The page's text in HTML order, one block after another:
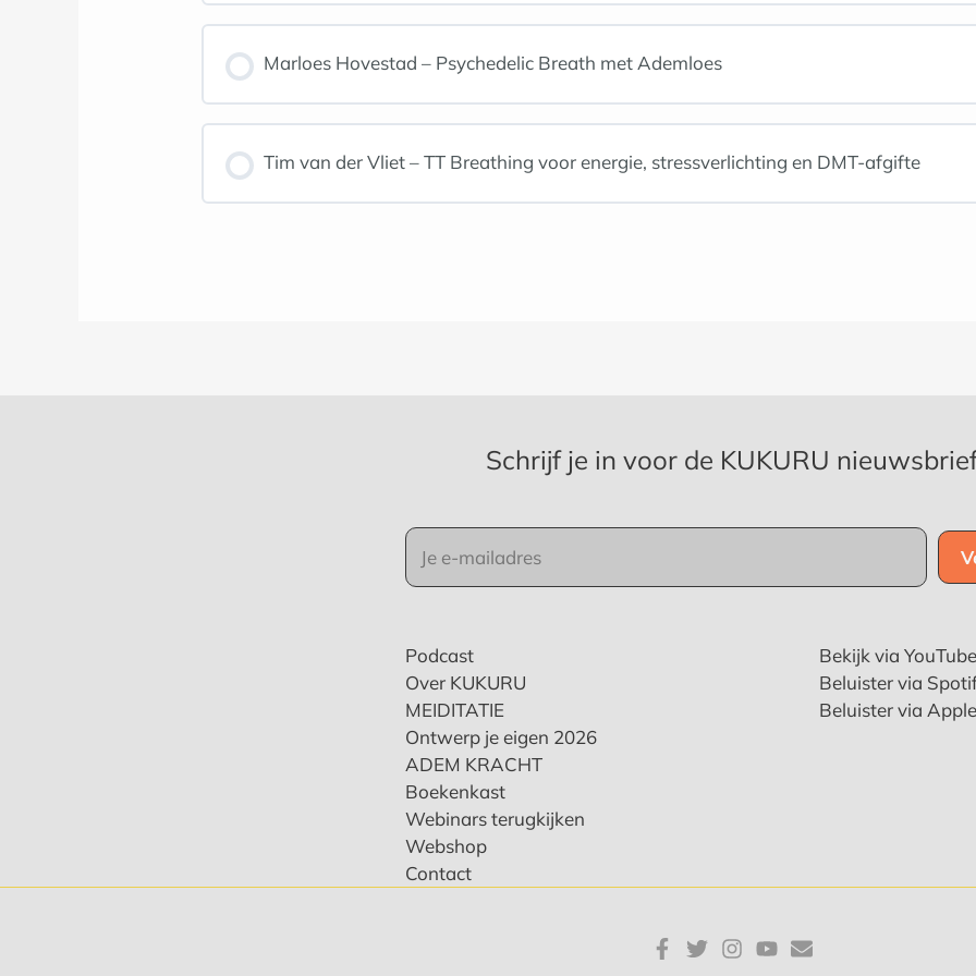
Marloes Hovestad – Psychedelic Breath met Ademloes
Tim van der Vliet – TT Breathing voor energie, stressverlichting en DMT-afgifte
Podcast
Over KUKURU
MEIDITATIE
Ontwerp je eigen 2026
ADEM KRACHT
Boekenkast
Webinars terugkijken
Webshop
Contact
Bekijk via YouTube
Beluister via
Beluister via
Schrijf je in voor de KUKURU